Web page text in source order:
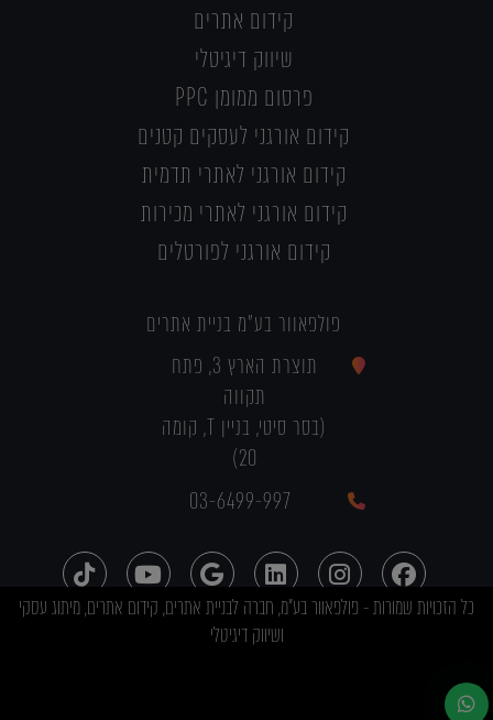
קידום אתרים
שיווק דיגיטלי
פרסום ממומן PPC
קידום אורגני לעסקים קטנים
קידום אורגני לאתרי תדמית
קידום אורגני לאתרי מכירות
קידום אורגני לפורטלים
פולפאוור בע"מ בניית אתרים
תוצרת הארץ 3, פתח
תקווה
(בסר סיטי, בניין T, קומה
20)
03-6499-997
כל הזכויות שמורות - פולפאוור בע"מ, חברה לבניית אתרים, קידום אתרים, מיתוג עסקי
ושיווק דיגיטלי